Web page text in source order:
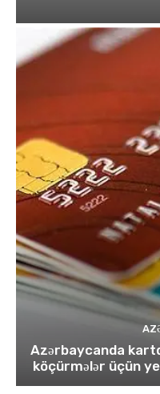
Azərbaycanda
köçürmələr üçün